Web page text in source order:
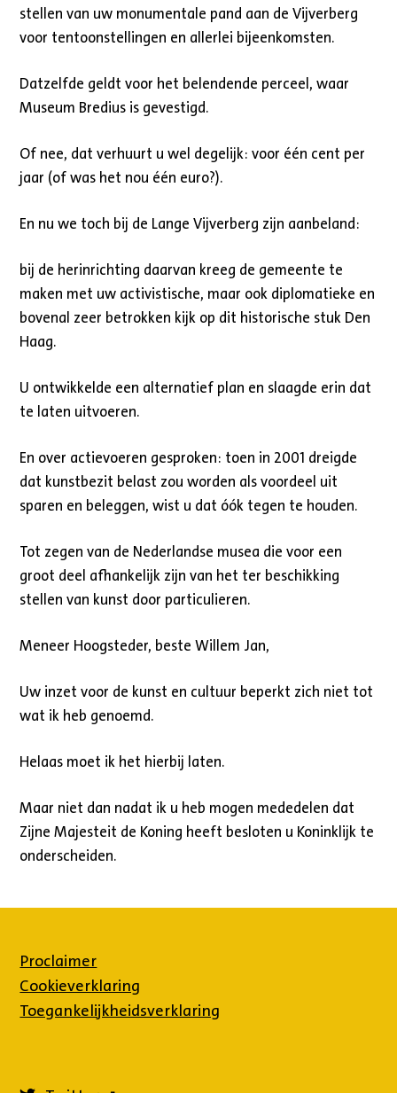
stellen van uw monumentale pand aan de Vijverberg
voor tentoonstellingen en allerlei bijeenkomsten.
Datzelfde geldt voor het belendende perceel, waar
Museum Bredius is gevestigd.
Of nee, dat verhuurt u wel degelijk: voor één cent per
jaar (of was het nou één euro?).
En nu we toch bij de Lange Vijverberg zijn aanbeland:
bij de herinrichting daarvan kreeg de gemeente te
maken met uw activistische, maar ook diplomatieke en
bovenal zeer betrokken kijk op dit historische stuk Den
Haag.
U ontwikkelde een alternatief plan en slaagde erin dat
te laten uitvoeren.
En over actievoeren gesproken: toen in 2001 dreigde
dat kunstbezit belast zou worden als voordeel uit
sparen en beleggen, wist u dat óók tegen te houden.
Tot zegen van de Nederlandse musea die voor een
groot deel afhankelijk zijn van het ter beschikking
stellen van kunst door particulieren.
Meneer Hoogsteder, beste Willem Jan,
Uw inzet voor de kunst en cultuur beperkt zich niet tot
wat ik heb genoemd.
Helaas moet ik het hierbij laten.
Maar niet dan nadat ik u heb mogen mededelen dat
Zijne Majesteit de Koning heeft besloten u Koninklijk te
onderscheiden.
Proclaimer
Cookieverklaring
Toegankelijkheidsverklaring